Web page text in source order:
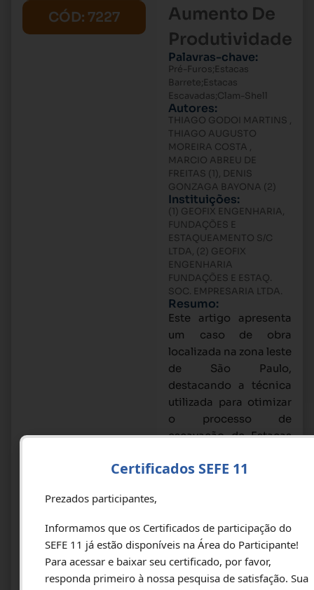
CÓD: 7227
Aumento De
Produtividade
Palavras-chave:
Pré-Furos;Estacas
Barrete;Estacas
Escavadas;Clam-Shell
Autores:
THIAGO GODOI MARTINS ,
THIAGO AUGUSTO
MOREIRA COSTA ,
MARCIO ABREU DE
FREITAS (1), DENIS
GONZAGA BAYONA (2)
Instituições:
(1) GEOFIX ENGENHARIA,
FUNDAÇÕES E
ESTAQUEAMENTO S/C
LTDA, (2) GEOFIX
ENGENHARIA
FUNDAÇÕES E ESTAQ.
SOC. EMPRESARIA LTDA.
Resumo:
Este artigo apresenta
um caso de obra
localizada na zona leste
de São Paulo,
destacando a técnica
utilizada para otimizar
o processo de
escavação de Estacas
questão tem, além da
fluido estabilizante, as
seguintes soluções de
fundação e contenção:
Parede Diafragma,
Certificados SEFE 11
Prezados participantes,
Informamos que os Certificados de participação do
SEFE 11 já estão disponíveis na Área do Participante!
Para acessar e baixar seu certificado, por favor,
responda primeiro à nossa pesquisa de satisfação. Sua